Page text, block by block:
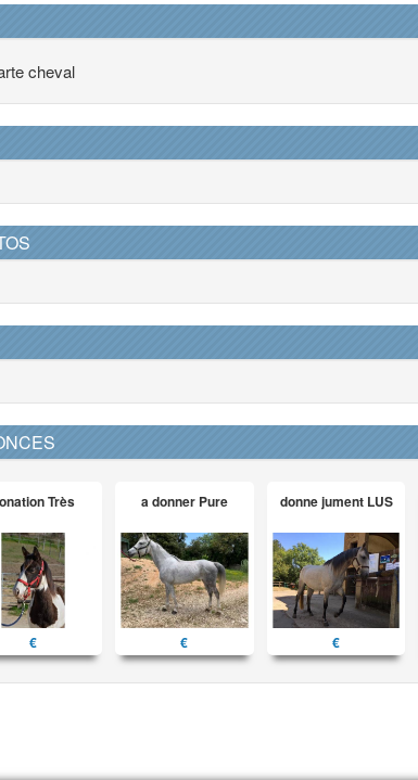
cheval
Très
€
a donner Pure
€
donne jument LUS
€